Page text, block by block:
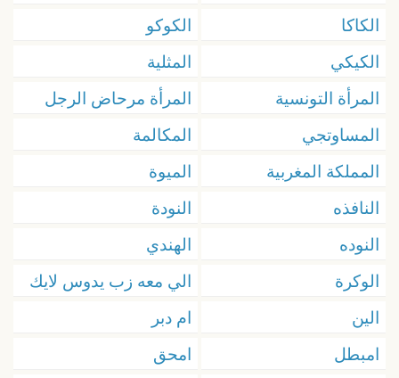
الكاكا
الكوكو
الكيكي
المثلية
المرأة التونسية
المرأة مرحاض الرجل
المساوتجي
المكالمة
المملكة المغربية
الميوة
النافذه
النودة
النوده
الهندي
الوكرة
الي معه زب يدوس لايك
الين
ام دبر
امبطل
امحق